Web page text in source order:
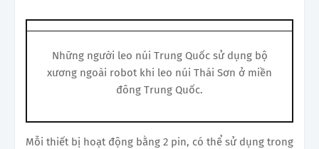
Những người leo núi Trung Quốc sử dụng bộ
xương ngoài robot khi leo núi Thái Sơn ở miền
đông Trung Quốc.
Mỗi thiết bị hoạt động bằng 2 pin, có thể sử dụng trong